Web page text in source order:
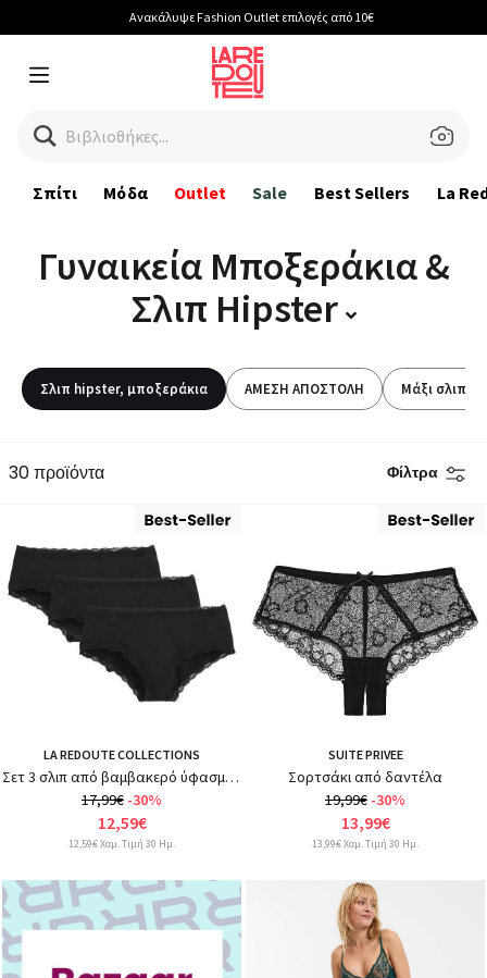
Ανακάλυψε Fashion Outlet επιλογές από 10€
Menu
Βιβλιοθήκες...
Σπίτι Μόδα Outlet Sale Best Sellers La
Γυναικεία Μποξεράκια &
Σλιπ Hipster
Σλιπ hipster, μποξεράκια ΑΜΕΣΗ ΑΠΟΣΤΟΛΗ Μάξι σλιπ,
30 προϊόντα Φίλτρα
LA REDOUTE COLLECTIONS
Σετ 3 σλιπ από βαμβακερό ύφασμα και δαντέλα
17,99€ -30%
12,59€
12,59€ Χαμ. Τιμή 30 Ημ.
SUITE PRIVEE
Σορτσάκι από δαντέλα
19,99€ -30%
13,99€
13,99€ Χαμ. Τιμή 30 Ημ.